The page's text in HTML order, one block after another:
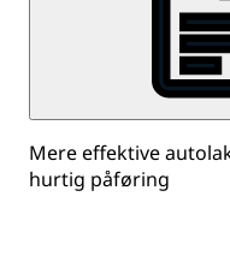
Mere effektive
hurtig påføring